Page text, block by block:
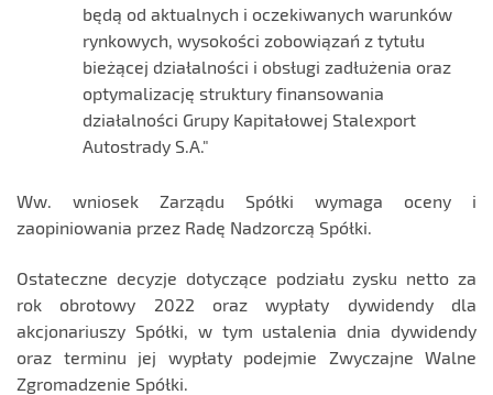
będą od aktualnych i oczekiwanych warunków
rynkowych, wysokości zobowiązań z tytułu
bieżącej działalności i obsługi zadłużenia oraz
optymalizację struktury finansowania
działalności Grupy Kapitałowej Stalexport
Autostrady S.A."
Ww. wniosek Zarządu Spółki wymaga oceny i
zaopiniowania przez Radę Nadzorczą Spółki.
Ostateczne decyzje dotyczące podziału zysku netto za
rok obrotowy 2022 oraz wypłaty dywidendy dla
akcjonariuszy Spółki, w tym ustalenia dnia dywidendy
oraz terminu jej wypłaty podejmie Zwyczajne Walne
Zgromadzenie Spółki.